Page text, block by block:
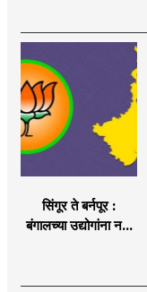
सिंगूर ते बर्नपूर :
बंगालच्या उद्योगांना नवी